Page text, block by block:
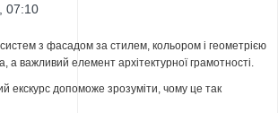
07:10
систем з фасадом за стилем, кольором і геометрією
а важливий елемент архітектурної грамотності.
екскурс допоможе зрозуміти, чому це так